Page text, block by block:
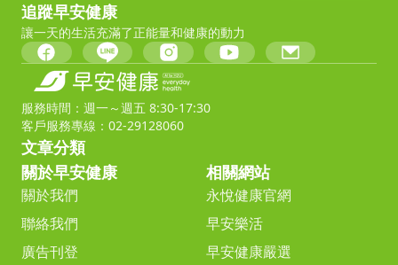
追蹤早安健康
讓一天的生活充滿了正能量和健康的動力
服務時間：週一～週五 8:30-17:30
客戶服務專線：02-29128060
文章分類
關於早安健康
關於我們
聯絡我們
廣告刊登
相關網站
永悅健康官網
早安樂活
早安健康嚴選